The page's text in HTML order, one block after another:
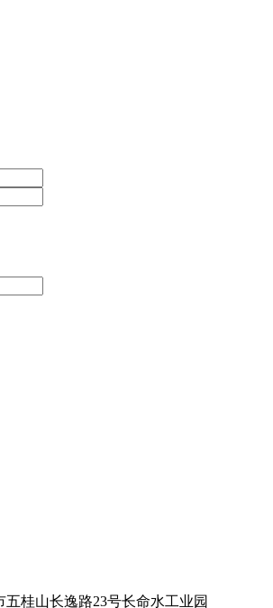
五桂山长逸路23号长命水工业园